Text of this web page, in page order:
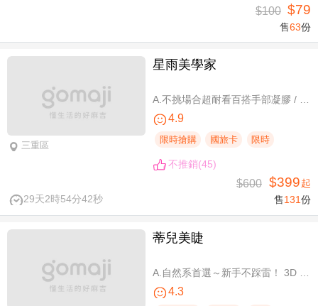
$100 $79
售63份
三重區
星雨美學家
4.9
限時搶購 國旅卡 限時
不推銷(45)
29天2時54分41秒
$600 $399起
售131份
蒂兒美睫
4.3